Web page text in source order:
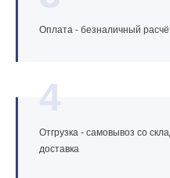
Оплата - безналичный
4
Отгрузка - самовывоз со
доставка